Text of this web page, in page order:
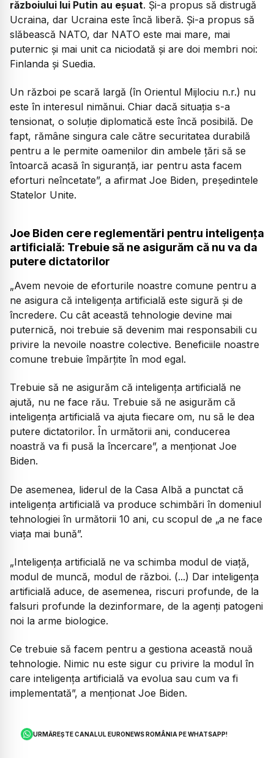
războiului lui Putin au eșuat. Și-a propus să distrugă
Ucraina, dar Ucraina este încă liberă. Și-a propus să
slăbească NATO, dar NATO este mai mare, mai
puternic și mai unit ca niciodată și are doi membri noi:
Finlanda și Suedia.
Un război pe scară largă (în Orientul Mijlociu n.r.) nu
este în interesul nimănui. Chiar dacă situația s-a
tensionat, o soluție diplomatică este încă posibilă. De
fapt, rămâne singura cale către securitatea durabilă
pentru a le permite oamenilor din ambele țări să se
întoarcă acasă în siguranță, iar pentru asta facem
eforturi neîncetate”, a afirmat Joe Biden, președintele
Statelor Unite.
Joe Biden cere reglementări pentru inteligența
artificială: Trebuie să ne asigurăm că nu va da
putere dictatorilor
„Avem nevoie de eforturile noastre comune pentru a
ne asigura că inteligența artificială este sigură și de
încredere. Cu cât această tehnologie devine mai
puternică, noi trebuie să devenim mai responsabili cu
privire la nevoile noastre colective. Beneficiile noastre
comune trebuie împărțite în mod egal.
Trebuie să ne asigurăm că inteligența artificială ne
ajută, nu ne face rău. Trebuie să ne asigurăm că
inteligența artificială va ajuta fiecare om, nu să le dea
putere dictatorilor. În următorii ani, conducerea
noastră va fi pusă la încercare”, a menționat Joe
Biden.
De asemenea, liderul de la Casa Albă a punctat că
inteligența artificială va produce schimbări în domeniul
tehnologiei în următorii 10 ani, cu scopul de „a ne face
viața mai bună”.
„Inteligența artificială ne va schimba modul de viață,
modul de muncă, modul de război. (...) Dar inteligența
artificială aduce, de asemenea, riscuri profunde, de la
falsuri profunde la dezinformare, de la agenți patogeni
noi la arme biologice.
Ce trebuie să facem pentru a gestiona această nouă
tehnologie. Nimic nu este sigur cu privire la modul în
care inteligența artificială va evolua sau cum va fi
implementată”, a menționat Joe Biden.
URMĂREȘTE CANALUL EURONEWS ROMÂNIA PE WHATSAPP!